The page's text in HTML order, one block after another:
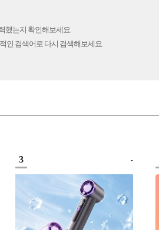
했는지 확인해보세요.
인 검색어로 다시 검색해보세요.
3 -